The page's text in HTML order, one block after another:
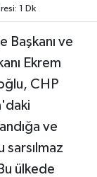
1 Dk
Başkanı ve
Ekrem
CHP
ve
sarsılmaz
ülkede